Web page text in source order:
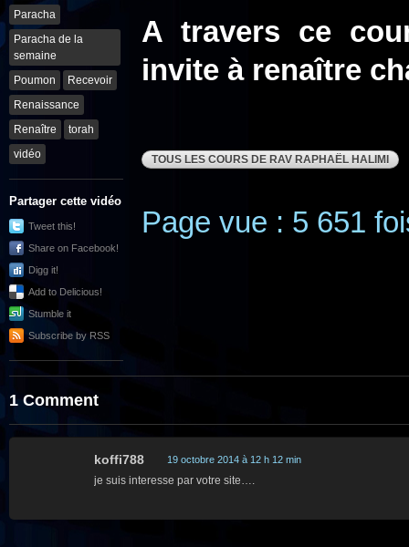
Paracha
Paracha de la
semaine
Poumon
Recevoir
Renaissance
Renaître
torah
vidéo
Partager cette vidéo
Tweet this!
Share on Facebook!
Digg it!
Add to Delicious!
Stumble it
Subscribe by RSS
A travers ce
invite à renaître
TOUS LES COURS DE RAV RAPHAËL HALIMI
Page vue : 5 651
1 Comment
koffi788 19 octobre 2014 à 12 h 12 min
je suis interesse par votre site….